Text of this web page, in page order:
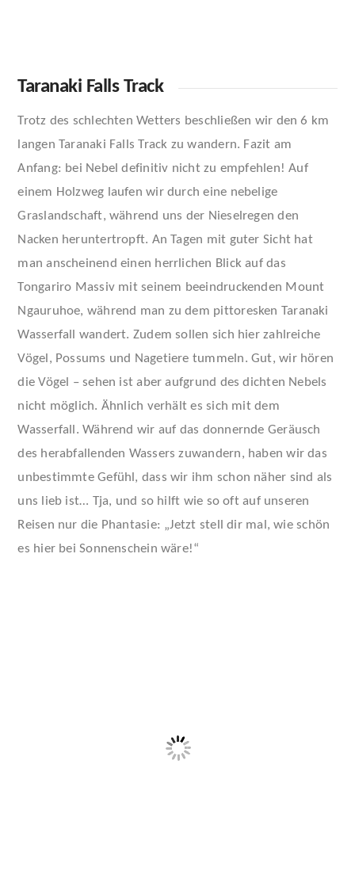
Taranaki Falls Track
Trotz des schlechten Wetters beschließen wir den 6 km
langen Taranaki Falls Track zu wandern. Fazit am
Anfang: bei Nebel definitiv nicht zu empfehlen! Auf
einem Holzweg laufen wir durch eine nebelige
Graslandschaft, während uns der Nieselregen den
Nacken heruntertropft. An Tagen mit guter Sicht hat
man anscheinend einen herrlichen Blick auf das
Tongariro Massiv mit seinem beeindruckenden Mount
Ngauruhoe, während man zu dem pittoresken Taranaki
Wasserfall wandert. Zudem sollen sich hier zahlreiche
Vögel, Possums und Nagetiere tummeln. Gut, wir hören
die Vögel – sehen ist aber aufgrund des dichten Nebels
nicht möglich. Ähnlich verhält es sich mit dem
Wasserfall. Während wir auf das donnernde Geräusch
des herabfallenden Wassers zuwandern, haben wir das
unbestimmte Gefühl, dass wir ihm schon näher sind als
uns lieb ist… Tja, und so hilft wie so oft auf unseren
Reisen nur die Phantasie: „Jetzt stell dir mal, wie schön
es hier bei Sonnenschein wäre!“